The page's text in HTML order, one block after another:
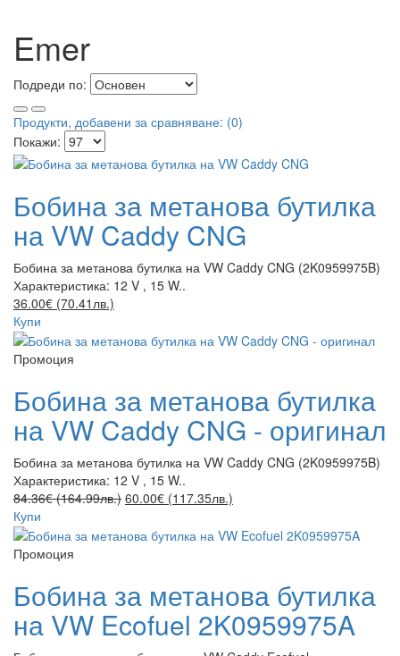
Emer
Подреди по:
Продукти, добавени за сравняване: (0)
Покажи:
Бобина за метанова бутилка
на VW Caddy CNG
Бобина за метанова бутилка на VW Caddy CNG (2K0959975B)
Характеристика: 12 V , 15 W..
36.00€ (70.41лв.)
Купи
Промоция
Бобина за метанова бутилка
на VW Caddy CNG - оригинал
Бобина за метанова бутилка на VW Caddy CNG (2K0959975B)
Характеристика: 12 V , 15 W..
84.36€ (164.99лв.) 60.00€ (117.35лв.)
Купи
Промоция
Бобина за метанова бутилка
на VW Ecofuel 2K0959975A